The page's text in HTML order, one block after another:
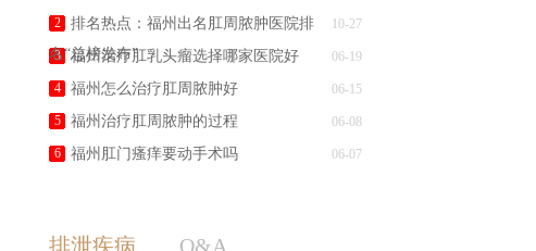
10-27
2 排名热点：福州出名肛周脓肿医院排
名“总榜发布” 06-19
3 福州治疗肛乳头瘤选择哪家医院好
06-15
4 福州怎么治疗肛周脓肿好
06-08
5 福州治疗肛周脓肿的过程
06-07
6 福州肛门瘙痒要动手术吗
排泄疾病 Q&A